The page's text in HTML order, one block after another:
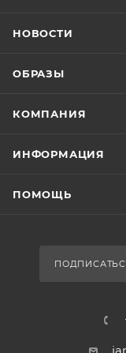
НОВОСТИ
ОБРАЗЫ
КОМПАНИЯ
ИНФОРМАЦИЯ
ПОМОЩЬ